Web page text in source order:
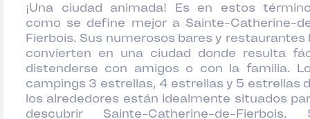
¡Una ciudad animada! Es en estos
como se define mejor a Sainte-Catherine-
Fierbois. Sus numerosos bares y restaurantes
convierten en una ciudad donde resulta
distenderse con amigos o con la familia.
campings 3 estrellas, 4 estrellas y 5 estrellas
los alrededores están idealmente situados
descubrir Sainte-Catherine-de-Fierbois.